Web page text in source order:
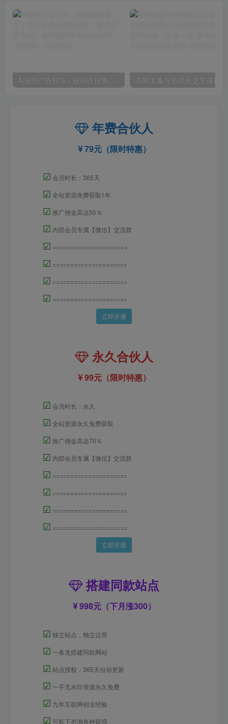
Ai智能广告挂G，别再瞎折腾了！这个全自动挂G项目，新手当天见钱，告别频繁换项目的烦恼【揭秘】
年费合伙人
79元（限时特惠）
☑ 会员时长：365天
☑ 全站资源免费获取1年
☑ 推广佣金高达50％
☑ 内部会员专属【微信】交流群
☑ =====================
☑ =====================
☑ =====================
☑ =====================
立即开通
永久合伙人
99元（限时特惠）
☑ 会员时长：永久
☑ 全站资源永久免费获取
☑ 推广佣金高达70％
☑ 内部会员专属【微信】交流群
☑ =====================
☑ =====================
☑ =====================
☑ =====================
立即开通
搭建同款站点
998元（下月涨300）
☑ 独立站点，独立运营
☑ 一条龙搭建同款网站
☑ 站点授权，365天自动更新
☑ 一手无水印资源永久免费
☑ 九年互联网创业经验
☑ 可私下咨询各种疑惑